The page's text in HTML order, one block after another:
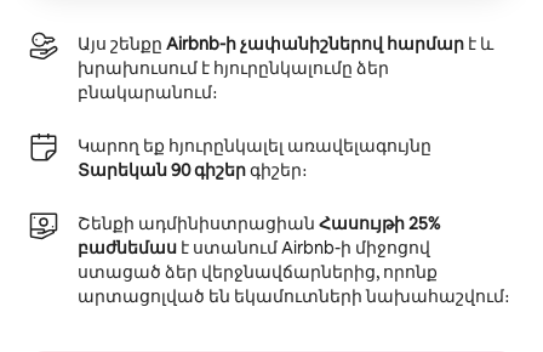
Այս շենքը Airbnb-ի չափանիշներով հարմար է և
խրախուսում է հյուրընկալումը ձեր
բնակարանում։
Կարող եք հյուրընկալել առավելագույնը
Տարեկան 90 գիշերգիշեր։
Շենքի ադմինիստրացիան Հասույթի 25%
բաժնեմաս է ստանում Airbnb-ի միջոցով
ստացած ձեր վերջնավճարներից, որոնք
արտացոլված են եկամուտների նախահաշվում։